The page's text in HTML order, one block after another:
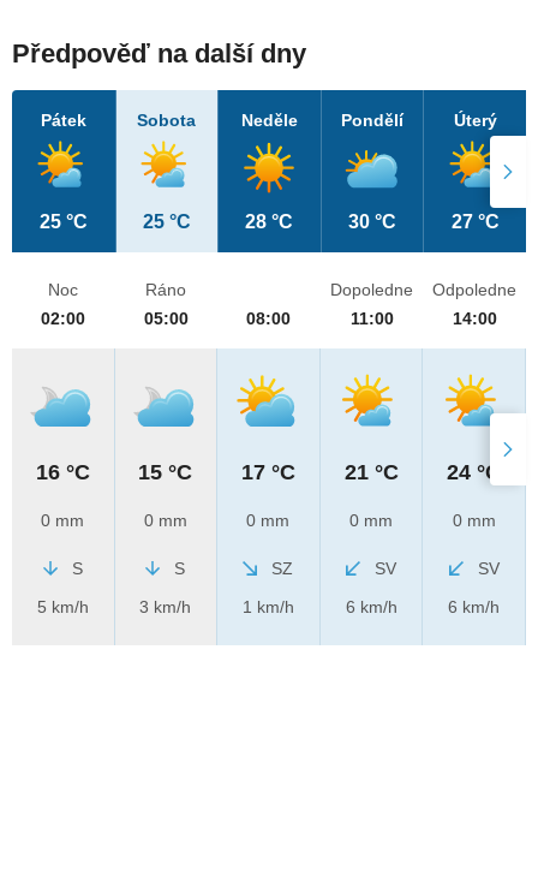
Předpověď na další dny
Pátek
25 °C
Sobota
25 °C
Neděle
28 °C
Pondělí
30 °C
Úterý
27 °C
Noc
02:00
16 °C
0 mm
S
5 km/h
Ráno
05:00
15 °C
0 mm
S
3 km/h
08:00
17 °C
0 mm
SZ
1 km/h
Dopoledne
11:00
21 °C
0 mm
SV
6 km/h
Odpoledne
14:00
24 °C
0 mm
SV
6 km/h